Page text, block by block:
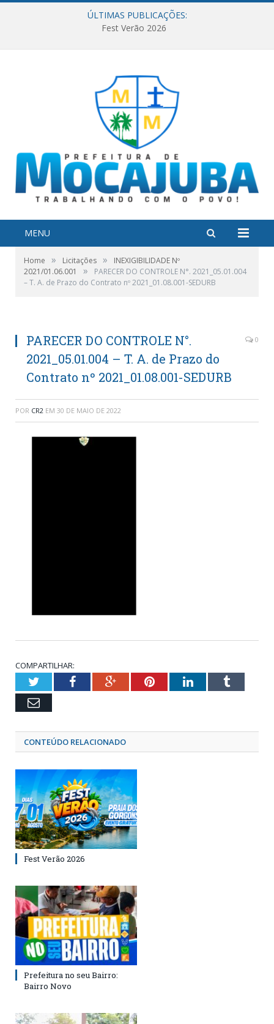
ÚLTIMAS PUBLICAÇÕES:
Fest Verão 2026
MENU
Home » Licitações »
INEXIGIBILIDADE Nº
2021/01.06.001
»
PARECER DO CONTROLE N°. 2021_05.01.004
– T. A. de Prazo do Contrato nº 2021_01.08.001-SEDURB
PARECER DO CONTROLE N°.
2021_05.01.004 – T. A. de Prazo do
Contrato nº 2021_01.08.001-SEDURB
0
POR CR2 EM 30 DE MAIO DE 2022
COMPARTILHAR:
TwitterFacebookGoogle+PinterestLinkedInTumblr
Email
CONTEÚDO RELACIONADO
Fest Verão 2026
Prefeitura no seu Bairro:
Bairro Novo